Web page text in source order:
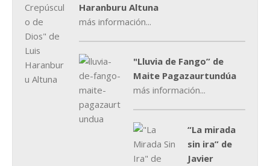
Haranburu Altuna
más información...
"Lluvia de Fango” de
Maite Pagazaurtundúa
más información...
“La mirada
sin ira” de
Javier